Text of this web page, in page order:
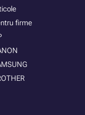
firme